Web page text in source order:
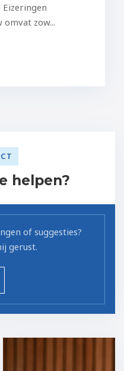
Eizeringen
zow...
helpen?
of suggesties?
gerust.